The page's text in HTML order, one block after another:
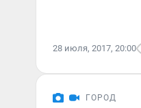
28 июля, 2017, 20:00
ГОРОД